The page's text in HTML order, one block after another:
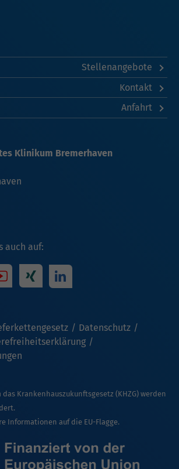
Stellenangebote
Kontakt
Anfahrt
auch auf:
Datenschutz
Klinikum Bremerhaven
Krankenhauszukunftsgesetz (KHZG) werden
Informationen auf die EU-Flagge.